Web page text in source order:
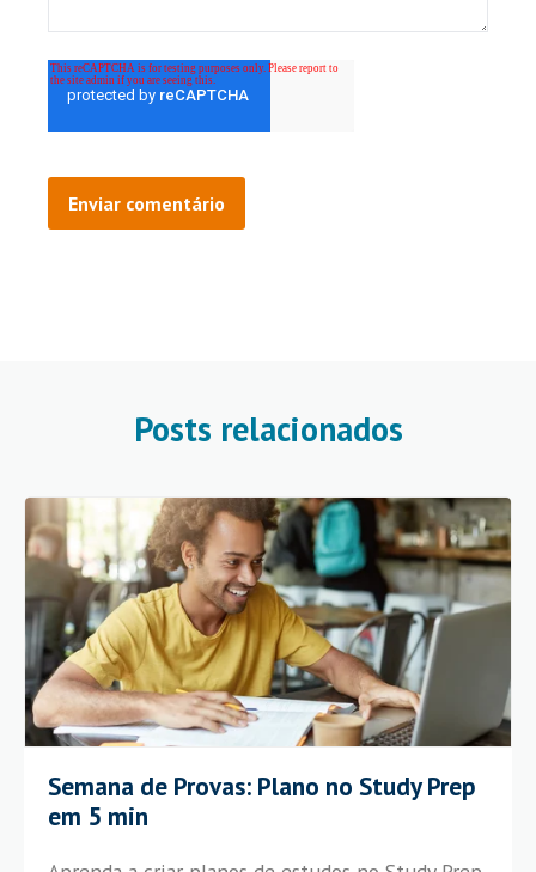
Posts relacionados
Semana de Provas: Plano no Study Prep
em 5 min